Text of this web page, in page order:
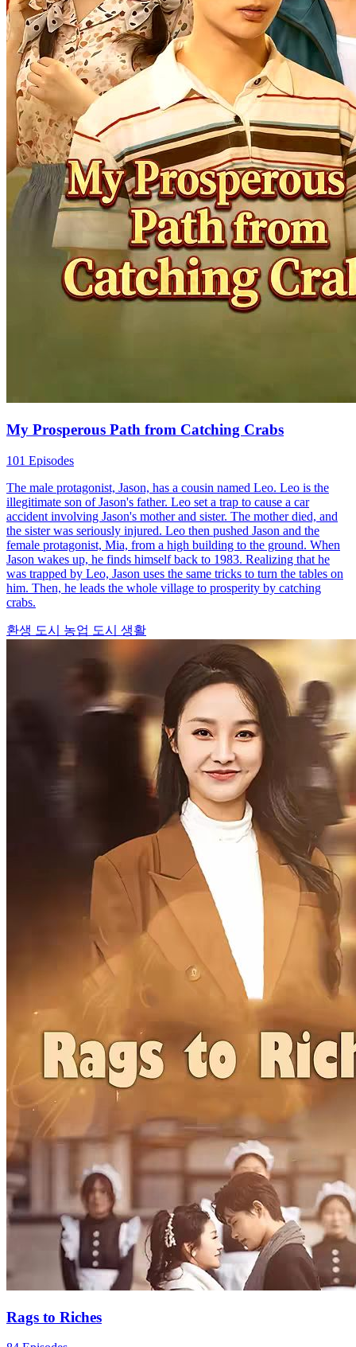
My Prosperous Path from Catching Crabs
101 Episodes
The male protagonist, Jason, has a cousin named Leo. Leo is the
illegitimate son of Jason's father. Leo set a trap to cause a car
accident involving Jason's mother and sister. The mother died, and
the sister was seriously injured. Leo then pushed Jason and the
female protagonist, Mia, from a high building to the ground. When
Jason wakes up, he finds himself back to 1983. Realizing that he
was trapped by Leo, Jason uses the same tricks to turn the tables on
him. Then, he leads the whole village to prosperity by catching
crabs.
환생 도시 농업 도시 생활
Rags to Riches